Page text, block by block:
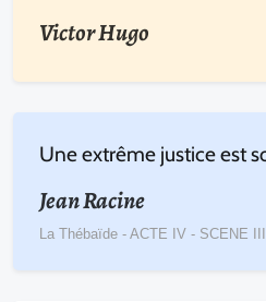
Victor Hugo
Une extrême justice est
Jean Racine
La Thébaïde - ACTE IV - SCENE III